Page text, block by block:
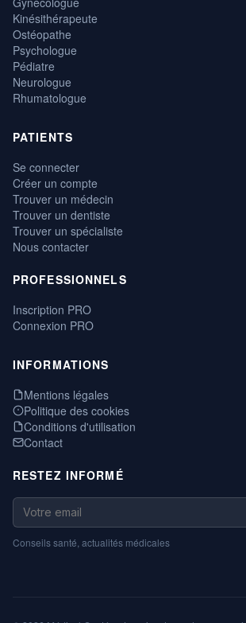
Kinésithérapeute
Ostéopathe
Psychologue
Pédiatre
Neurologue
Rhumatologue
PATIENTS
Se connecter
Créer un compte
Trouver un médecin
Trouver un dentiste
Trouver un spécialiste
Nous contacter
PROFESSIONNELS
Inscription PRO
Connexion PRO
INFORMATIONS
Mentions légales
Politique des cookies
Conditions d'utilisation
Contact
RESTEZ INFORMÉ
Conseils santé, actualités médicales